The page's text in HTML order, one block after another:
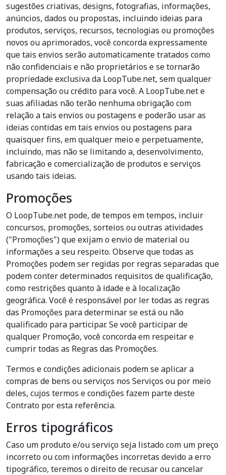
sugestões criativas, designs, fotografias, informações,
anúncios, dados ou propostas, incluindo ideias para
produtos, serviços, recursos, tecnologias ou promoções
novos ou aprimorados, você concorda expressamente
que tais envios serão automaticamente tratados como
não confidenciais e não proprietários e se tornarão
propriedade exclusiva da LoopTube.net, sem qualquer
compensação ou crédito para você. A LoopTube.net e
suas afiliadas não terão nenhuma obrigação com
relação a tais envios ou postagens e poderão usar as
ideias contidas em tais envios ou postagens para
quaisquer fins, em qualquer meio e perpetuamente,
incluindo, mas não se limitando a, desenvolvimento,
fabricação e comercialização de produtos e serviços
usando tais ideias.
Promoções
O LoopTube.net pode, de tempos em tempos, incluir
concursos, promoções, sorteios ou outras atividades
("Promoções") que exijam o envio de material ou
informações a seu respeito. Observe que todas as
Promoções podem ser regidas por regras separadas que
podem conter determinados requisitos de qualificação,
como restrições quanto à idade e à localização
geográfica. Você é responsável por ler todas as regras
das Promoções para determinar se está ou não
qualificado para participar. Se você participar de
qualquer Promoção, você concorda em respeitar e
cumprir todas as Regras das Promoções.
Termos e condições adicionais podem se aplicar a
compras de bens ou serviços nos Serviços ou por meio
deles, cujos termos e condições fazem parte deste
Contrato por esta referência.
Erros tipográficos
Caso um produto e/ou serviço seja listado com um preço
incorreto ou com informações incorretas devido a erro
tipográfico, teremos o direito de recusar ou cancelar